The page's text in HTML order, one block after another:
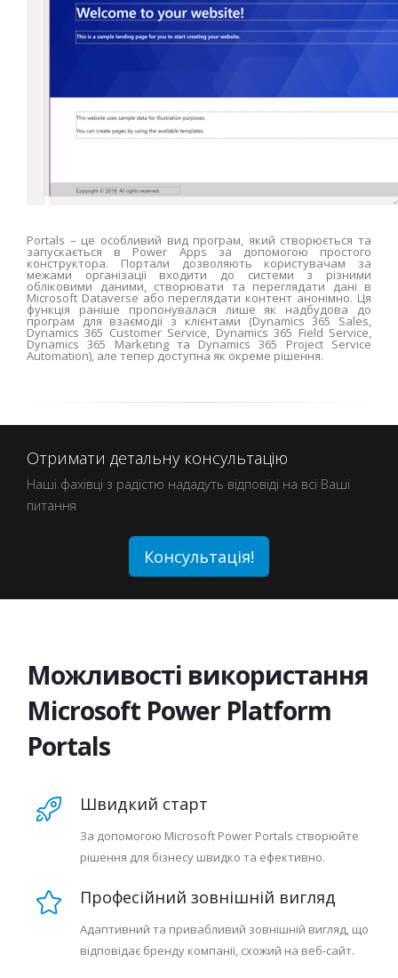
Portals – це особливий вид програм, який створюється та
запускається в Power Apps за допомогою простого
конструктора. Портали дозволяють користувачам за
межами організації входити до системи з різними
обліковими даними, створювати та переглядати дані в
Microsoft Dataverse або переглядати контент анонімно. Ця
функція раніше пропонувалася лише як надбудова до
програм для взаємодії з клієнтами (Dynamics 365 Sales,
Dynamics 365 Customer Service, Dynamics 365 Field Service,
Dynamics 365 Marketing та Dynamics 365 Project Service
Automation), але тепер доступна як окреме рішення.
Отримати детальну консультацію
Наші фахівці з радістю нададуть відповіді на всі Ваші
питання
Консультація!
Можливості використання
Microsoft Power Platform
Portals
Швидкий старт
За допомогою Microsoft Power Portals створюйте
рішення для бізнесу швидко та ефективно.
Професійний зовнішній вигляд
Адаптивний та привабливий зовнішній вигляд, що
відповідає бренду компанії, схожий на веб-сайт.